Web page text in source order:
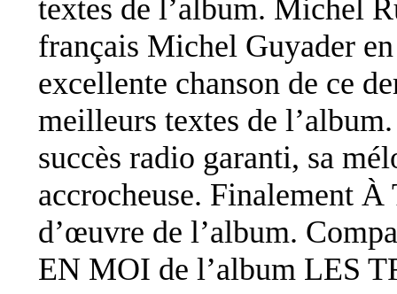
textes de l’album. Michel
français Michel Guyader
excellente chanson de ce
meilleurs textes de
succès radio garanti, sa
accrocheuse. Finalement
d’œuvre de l’album.
EN MOI de l’album LES